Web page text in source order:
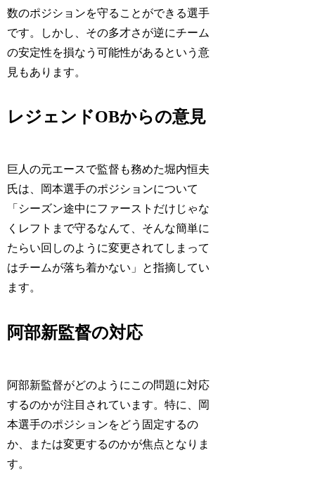
数のポジションを守ることができる選手
です。しかし、その多才さが逆にチーム
の安定性を損なう可能性があるという意
見もあります。
レジェンドOBからの意見
巨人の元エースで監督も務めた堀内恒夫
氏は、岡本選手のポジションについて
「シーズン途中にファーストだけじゃな
くレフトまで守るなんて、そんな簡単に
たらい回しのように変更されてしまって
はチームが落ち着かない」と指摘してい
ます。
阿部新監督の対応
阿部新監督がどのようにこの問題に対応
するのかが注目されています。特に、岡
本選手のポジションをどう固定するの
か、または変更するのかが焦点となりま
す。